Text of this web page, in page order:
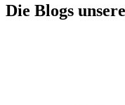
Die Blogs